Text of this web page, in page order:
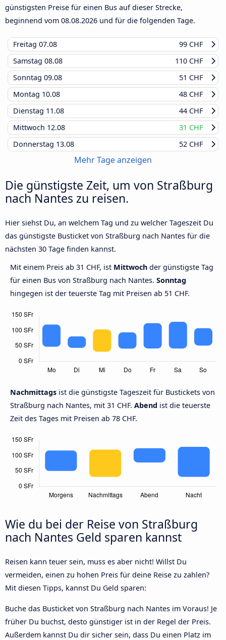
günstigsten Preise für einen Bus auf dieser Strecke,
beginnend vom 08.08.2026 und für die folgenden Tage.
Freitag 07.08
99 CHF
Samstag 08.08
110 CHF
Sonntag 09.08
51 CHF
Montag 10.08
48 CHF
Dienstag 11.08
44 CHF
Mittwoch 12.08
31 CHF
Donnerstag 13.08 52 CHF
Mehr Tage anzeigen
Die günstigste Zeit, um von Straßburg
nach Nantes zu reisen.
Hier siehst Du, an welchem Tag und zu welcher Tageszeit Du
das günstigste Busticket von Straßburg nach Nantes für die
nächsten 30 Tage finden kannst.
Mit einem Preis ab 31 CHF, ist Mittwoch der günstigste Tag
für einen Bus von Straßburg nach Nantes. Sonntag
hingegen ist der teuerste Tag mit Preisen ab 51 CHF.
Nachmittags ist die günstigste Tageszeit für Bustickets von
Straßburg nach Nantes, mit 31 CHF. Abend ist die teuerste
Zeit des Tages mit Preisen ab 78 CHF.
Wie du bei der Reise von Straßburg
nach Nantes Geld sparen kannst
Reisen kann teuer sein, muss es aber nicht! Willst Du
vermeiden, einen zu hohen Preis für deine Reise zu zahlen?
Mit diesen Tipps, kannst Du Geld sparen:
Buche das Busticket von Straßburg nach Nantes im Voraus! Je
früher Du buchst, desto günstiger ist in der Regel der Preis.
Außerdem kannst Du dir sicher sein, dass Du einen Platz im